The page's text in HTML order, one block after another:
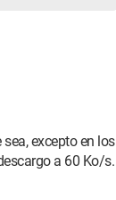
excepto en los
a 60 Ko/s.